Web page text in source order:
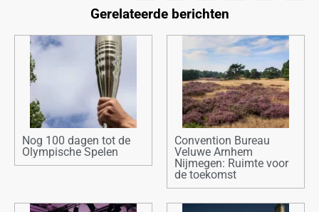
Gerelateerde berichten
Nog 100 dagen tot de
Olympische Spelen
Convention Bureau
Veluwe Arnhem
Nijmegen: Ruimte voor
de toekomst